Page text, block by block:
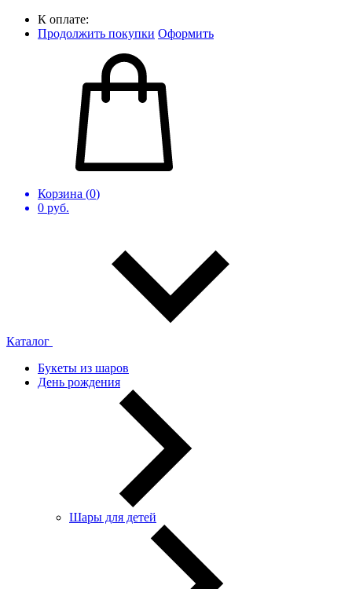
К оплате:
Продолжить покупки Оформить
Корзина (0)
0 руб.
Каталог
Букеты из шаров
День рождения
Шары для детей